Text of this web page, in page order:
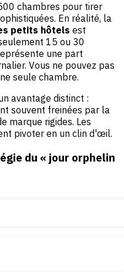
chambres pour tirer
En réalité, la
petits hôtels est
15 ou 30
une part
Vous ne pouvez pas
seule chambre.
avantage distinct :
souvent freinées par la
marque rigides. Les
pivoter en un clin d'œil.
du « jour orphelin